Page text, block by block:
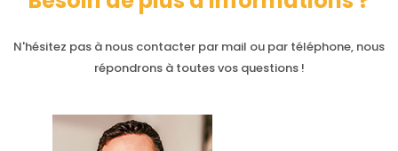
N'hésitez pas à nous contacter par mail ou par téléphone, nous
répondrons à toutes vos questions !